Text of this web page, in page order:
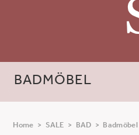
BADMÖBEL
Home > SALE > BAD > Badmöbel